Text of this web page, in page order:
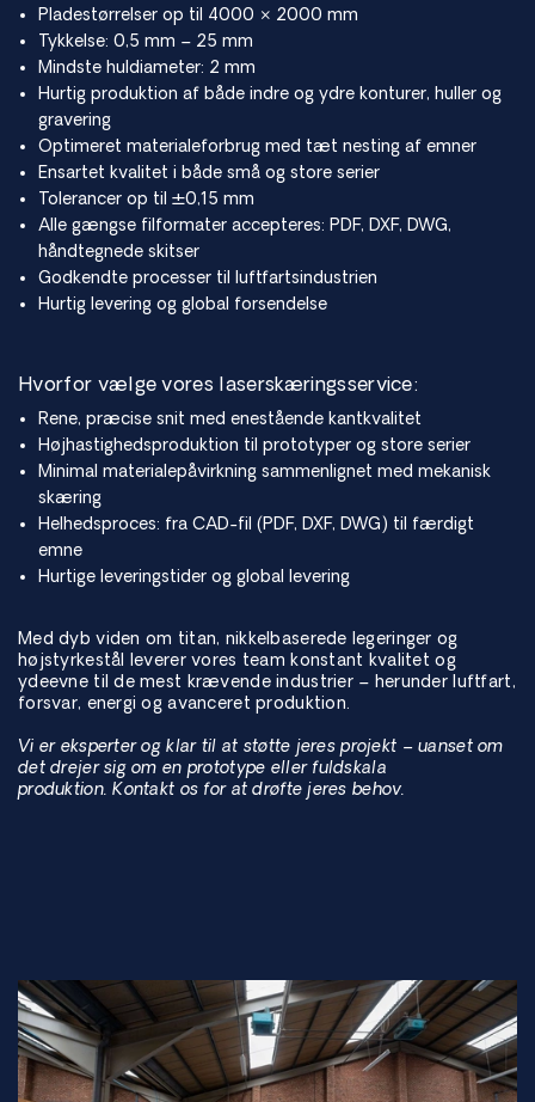
Pladestørrelser op til 4000 × 2000 mm
Tykkelse: 0,5 mm – 25 mm
Mindste huldiameter: 2 mm
Hurtig produktion af både indre og ydre konturer, huller og
gravering
Optimeret materialeforbrug med tæt nesting af emner
Ensartet kvalitet i både små og store serier
Tolerancer op til ±0,15 mm
Alle gængse filformater accepteres: PDF, DXF, DWG,
håndtegnede skitser
Godkendte processer til luftfartsindustrien
Hurtig levering og global forsendelse
Hvorfor vælge vores laserskæringsservice:
Rene, præcise snit med enestående kantkvalitet
Højhastighedsproduktion til prototyper og store serier
Minimal materialepåvirkning sammenlignet med mekanisk
skæring
Helhedsproces: fra CAD-fil (PDF, DXF, DWG) til færdigt
emne
Hurtige leveringstider og global levering
Med dyb viden om titan, nikkelbaserede legeringer og
højstyrkestål leverer vores team konstant kvalitet og
ydeevne til de mest krævende industrier – herunder luftfart,
forsvar, energi og avanceret produktion.
Vi er eksperter og klar til at støtte jeres projekt – uanset om
det drejer sig om en prototype eller fuldskala
produktion. Kontakt os for at drøfte jeres behov.